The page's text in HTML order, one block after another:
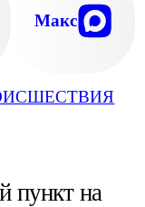
Макс
пункт на